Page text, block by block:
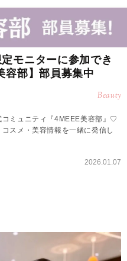
モニターに参加でき
容部】部員募集中
Beauty
コミュニティ『4MEEE美容部』♡
スメ・美容情報を一緒に発信し
2026.01.07